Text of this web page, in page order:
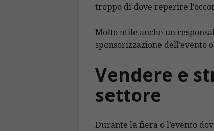
troppo di dove reperire
Molto utile anche un
sponsorizzazione dell’evento
Vendere e
settore
Durante la fiera o l’evento